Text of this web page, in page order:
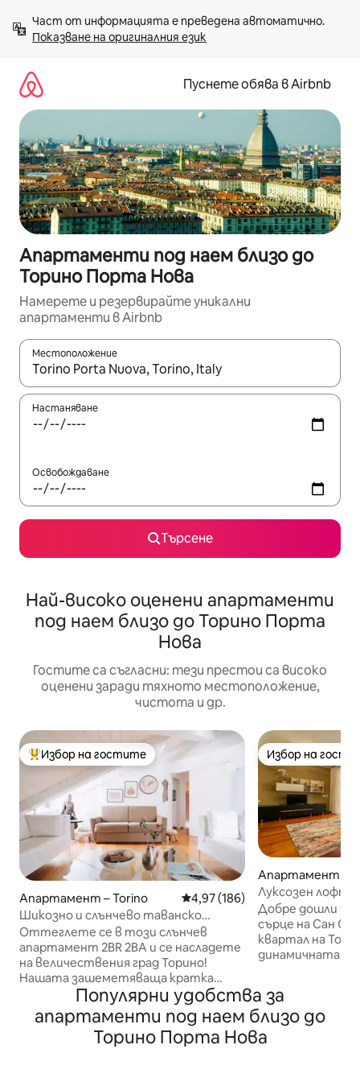
към
съдържанието
Показване на оригиналния език
Пуснете обява в Airbnb
Апартаменти под наем близо до
Торино Порта Нова
Намерете и резервирайте уникални
апартаменти в Airbnb
Местоположение
Когато резултатите се покажат, използвайте
Настаняване
Освобождаване
Търсене
Най-високо оценени апартаменти
под наем близо до Торино Порта
Нова
Гостите са съгласни: тези престои са високо
оценени заради тяхното местоположение,
чистота и др.
Най-популярен избор на гостите
Избор на гостите
Апартамент – Torino Средна оценка: 4,97 от 5,
4,97 (186)
Шикозно и слънчево таванско
помещение: близо до всичко ~
климатик и Wi-Fi
Оттеглете се в този слънчев
апартамент 2BR 2BA и се насладете
на величествения град Торино!
Нашата зашеметяваща кратка
почивка, която се гордее с модерен
дизайн, подчертан от
естествената слънчева светлина,
е сгушено на отлично място, което
Избор на
Избор на
Апартамент –
Луксозен лофт
в центъра
Добре дошли у
сърце на Сан
квартал на
динамичната си
Климатик Жилището е само на 100 м
от
от 500 м от
до центъра на
Популярни удобства за
апартаменти под наем близо до
Торино Порта Нова